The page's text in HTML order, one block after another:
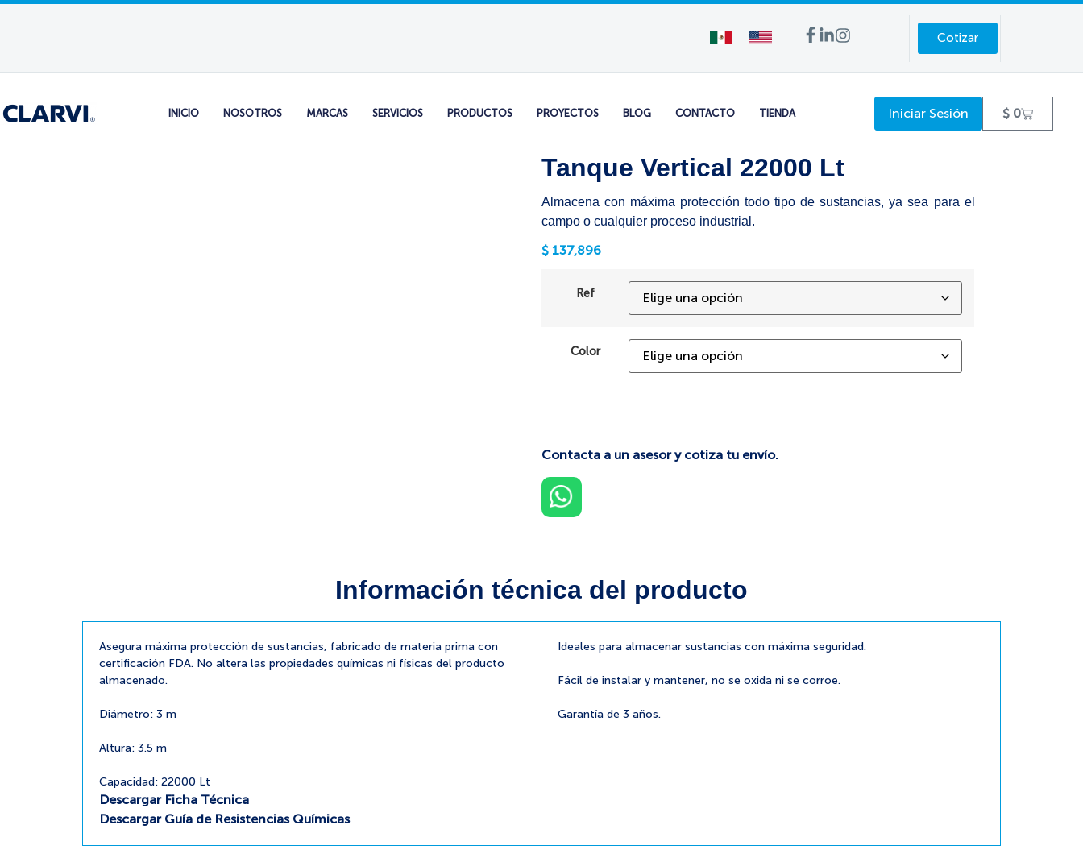
Cotizar
INICIO NOSOTROS MARCAS SERVICIOS PRODUCTOS PROYECTOS BLOG CONTACTO TIENDA Iniciar Sesión $ 0
Tanque Vertical 22000 Lt
Almacena con máxima protección todo tipo de sustancias, ya sea para el
campo o cualquier proceso industrial.
$ 137,896
Ref
Color
Contacta a un asesor y cotiza tu envío.
Información técnica del producto
Asegura máxima protección de sustancias, fabricado de materia prima con
certificación FDA. No altera las propiedades químicas ni físicas del producto
almacenado.
Diámetro: 3 m
Altura: 3.5 m
Capacidad: 22000 Lt
Descargar Ficha Técnica
Descargar Guía de Resistencias Químicas
Ideales para almacenar sustancias con máxima seguridad.
Fácil de instalar y mantener, no se oxida ni se corroe.
Garantía de 3 años.